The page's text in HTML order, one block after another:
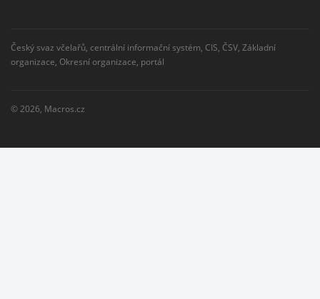
Český svaz včelařů, centrální informační systém, CIS, ČSV, Základní
organizace, Okresní organizace, portál
© 2026, Macros.cz